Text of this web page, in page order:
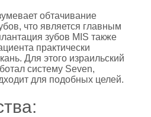
обтачивание
что является главным
зубов MIS также
практически
Для этого израильский
систему Seven,
для подобных целей.